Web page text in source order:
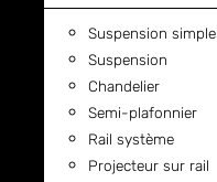
Suspension simple
Suspension
Chandelier
Semi-plafonnier
Rail système
Projecteur sur rail